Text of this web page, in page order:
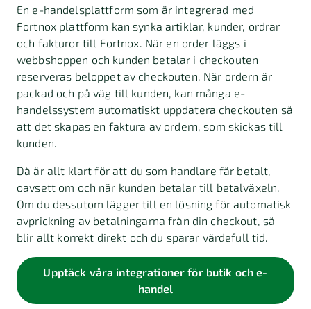
En e-handelsplattform som är integrerad med
Fortnox plattform kan synka artiklar, kunder, ordrar
och fakturor till Fortnox. När en order läggs i
webbshoppen och kunden betalar i checkouten
reserveras beloppet av checkouten. När ordern är
packad och på väg till kunden, kan många e-
handelssystem automatiskt uppdatera checkouten så
att det skapas en faktura av ordern, som skickas till
kunden.
Då är allt klart för att du som handlare får betalt,
oavsett om och när kunden betalar till betalväxeln.
Om du dessutom lägger till en lösning för automatisk
avprickning av betalningarna från din checkout, så
blir allt korrekt direkt och du sparar värdefull tid.
Upptäck våra integrationer för butik och e-
handel